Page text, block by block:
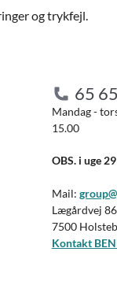
og trykfejl.
65
Mandag -
15.00
OBS. i uge
Mail:
Lægårdvej 86
7500
Kontakt